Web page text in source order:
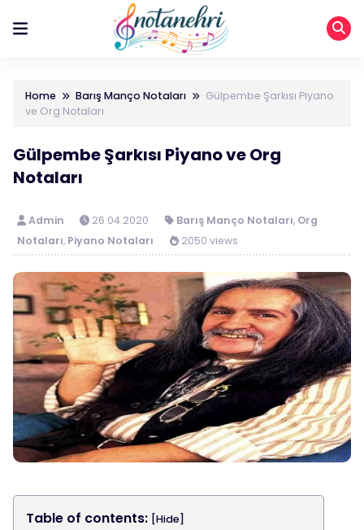
Home Barış Manço Notaları
Gülpembe Şarkısı Piyano
ve Org Notaları
Gülpembe Şarkısı Piyano ve Org
Notaları
Admin 26.04.2020 Barış Manço Notaları, Org
Notaları, Piyano Notaları 2050 views
Table of contents: [Hide]